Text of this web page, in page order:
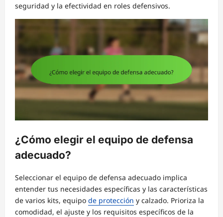
seguridad y la efectividad en roles defensivos.
¿Cómo elegir el equipo de defensa
adecuado?
Seleccionar el equipo de defensa adecuado implica
entender tus necesidades específicas y las características
de varios kits, equipo de protección y calzado. Prioriza la
comodidad, el ajuste y los requisitos específicos de la